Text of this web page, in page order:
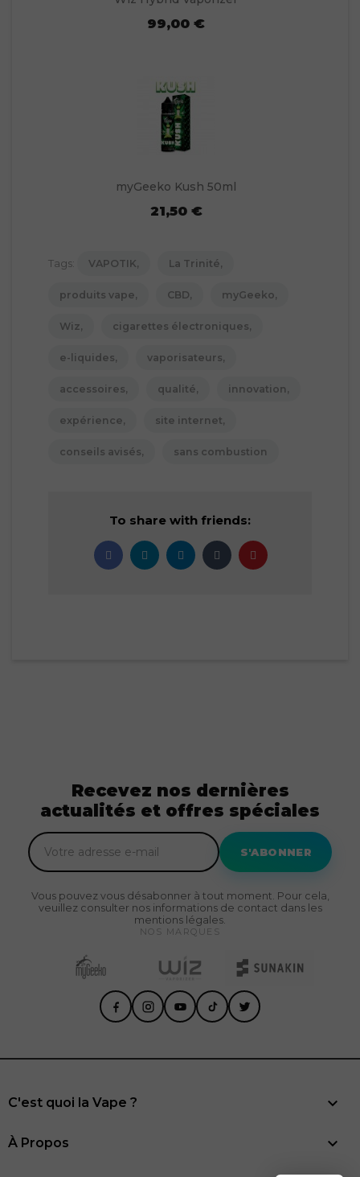
99,00 €
myGeeko Kush 50ml
21,50 €
Tags: VAPOTIK La Trinité
produits vape CBD myGeeko
Wiz cigarettes électroniques
e-liquides vaporisateurs
accessoires qualité innovation
expérience site internet
conseils avisés sans combustion
To share with friends:
NOS MARQUES
Recevez nos dernières
actualités et offres spéciales
S'ABONNER
Vous pouvez vous désabonner à tout moment. Pour cela,
veuillez consulter nos informations de contact dans les
mentions légales.
C'est quoi la Vape ? 
À Propos 